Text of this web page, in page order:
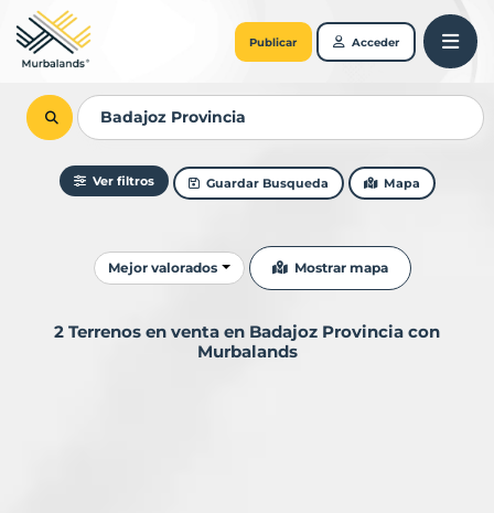
Publicar Acceder
Ver filtros Guardar Busqueda Mapa
Ordenar resultados
Mejor valorados Mostrar mapa
2 Terrenos en venta en Badajoz Provincia con
Murbalands